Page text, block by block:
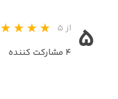
۵ از ۵
۴ مشارکت کننده